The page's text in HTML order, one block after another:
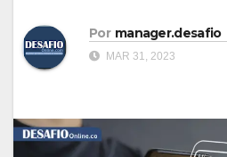
Por manager.desafio
MAR 31, 2023